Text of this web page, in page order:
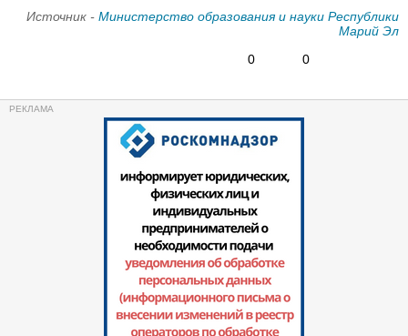
Источник - Министерство образования и науки Республики
Марий Эл
0
0